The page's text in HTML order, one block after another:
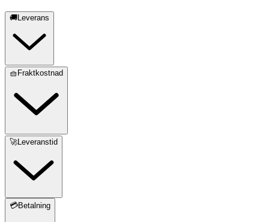
🚚Leverans
🧺Fraktkostnad
🚀Leveranstid
💳Betalning